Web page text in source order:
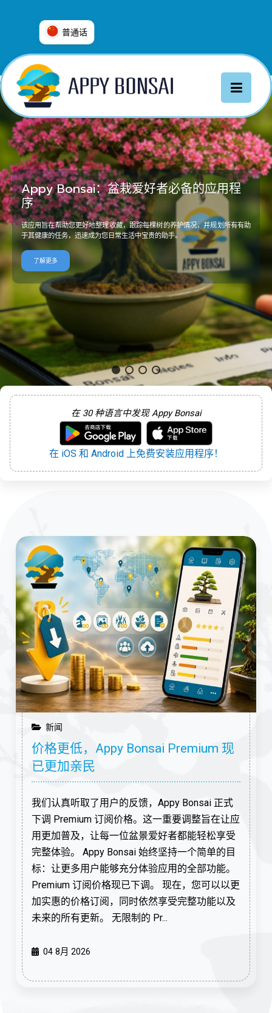
普通话
العربية
Deutsch
Español
Français
Italiano
日本語
Nederlands
Português
Русский
Appy Bonsai：盆栽爱好者必备的应用程
序
该应用旨在帮助您更好地整理收藏，跟踪每棵树的养护情况，并规划所有有助
于其健康的任务，迅速成为您日常生活中宝贵的助手。
了解更多
在 30 种语言中发现 Appy Bonsai
在 iOS 和 Android 上免费安装应用程序！
新闻
价格更低，Appy Bonsai Premium 现
已更加亲民
我们认真听取了用户的反馈，Appy Bonsai 正式
下调 Premium 订阅价格。这一重要调整旨在让应
用更加普及，让每一位盆景爱好者都能轻松享受
完整体验。 Appy Bonsai 始终坚持一个简单的目
标：让更多用户能够充分体验应用的全部功能。
Premium 订阅价格现已下调。 现在，您可以以更
加实惠的价格订阅，同时依然享受完整功能以及
未来的所有更新。 无限制的 Pr...
04 8月 2026